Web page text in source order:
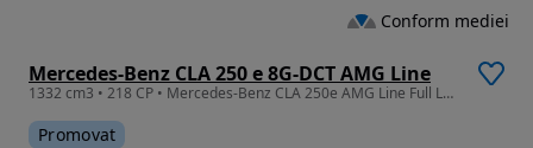
Mercedes-Benz CLA 250 e 8G-DCT AMG Line
1332 cm3 • 218 CP • Mercedes-Benz CLA 250e AMG Line Full LED Trapa Leasing Rate Credit
Promovat
Conform mediei